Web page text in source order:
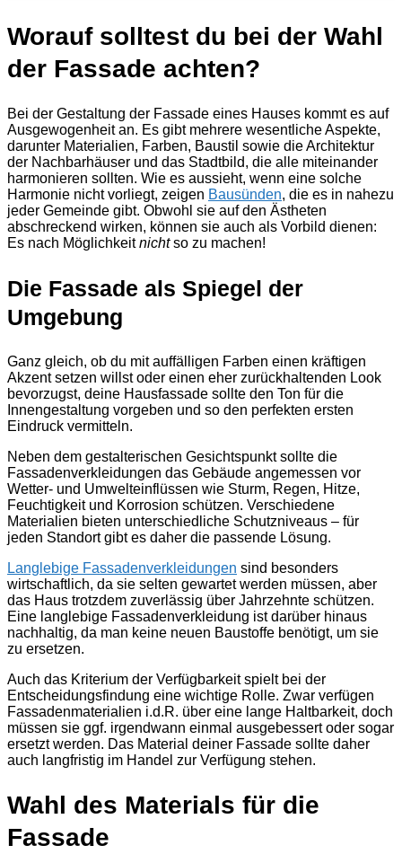
Worauf solltest du bei der Wahl
der Fassade achten?
Bei der Gestaltung der Fassade eines Hauses kommt es auf
Ausgewogenheit an. Es gibt mehrere wesentliche Aspekte,
darunter Materialien, Farben, Baustil sowie die Architektur
der Nachbarhäuser und das Stadtbild, die alle miteinander
harmonieren sollten. Wie es aussieht, wenn eine solche
Harmonie nicht vorliegt, zeigen Bausünden, die es in nahezu
jeder Gemeinde gibt. Obwohl sie auf den Ästheten
abschreckend wirken, können sie auch als Vorbild dienen:
Es nach Möglichkeitnichtso zu machen!
Die Fassade als Spiegel der
Umgebung
Ganz gleich, ob du mit auffälligen Farben einen kräftigen
Akzent setzen willst oder einen eher zurückhaltenden Look
bevorzugst, deine Hausfassade sollte den Ton für die
Innengestaltung vorgeben und so den perfekten ersten
Eindruck vermitteln.
Neben dem gestalterischen Gesichtspunkt sollte die
Fassadenverkleidungen das Gebäude angemessen vor
Wetter- und Umwelteinflüssen wie Sturm, Regen, Hitze,
Feuchtigkeit und Korrosion schützen. Verschiedene
Materialien bieten unterschiedliche Schutzniveaus – für
jeden Standort gibt es daher die passende Lösung.
Langlebige Fassadenverkleidungen sind besonders
wirtschaftlich, da sie selten gewartet werden müssen, aber
das Haus trotzdem zuverlässig über Jahrzehnte schützen.
Eine langlebige Fassadenverkleidung ist darüber hinaus
nachhaltig, da man keine neuen Baustoffe benötigt, um sie
zu ersetzen.
Auch das Kriterium der Verfügbarkeit spielt bei der
Entscheidungsfindung eine wichtige Rolle. Zwar verfügen
Fassadenmaterialien i.d.R. über eine lange Haltbarkeit, doch
müssen sie ggf. irgendwann einmal ausgebessert oder sogar
ersetzt werden. Das Material deiner Fassade sollte daher
auch langfristig im Handel zur Verfügung stehen.
Wahl des Materials für die
Fassade